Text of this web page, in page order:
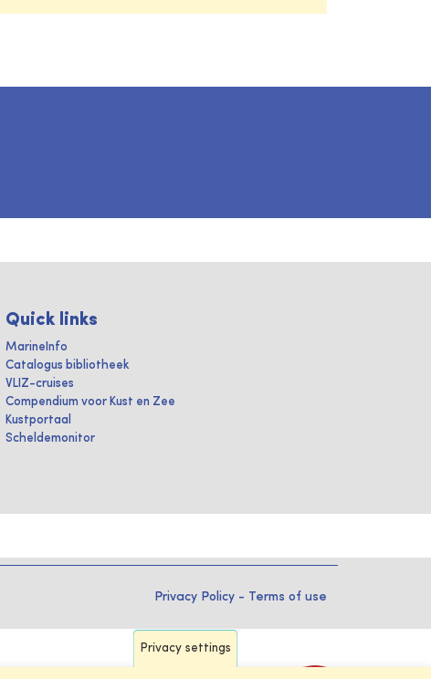
Quick links
MarineInfo
Catalogus bibliotheek
VLIZ-cruises
Compendium voor Kust en Zee
Kustportaal
Scheldemonitor
Privacy Policy - Terms of use
Privacy settings